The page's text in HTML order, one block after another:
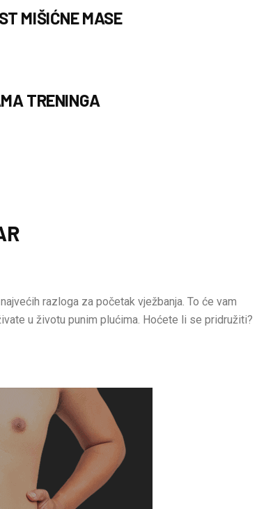
MIŠIĆNE MASE
TRENINGA
razloga za početak vježbanja. To će vam
u životu punim plućima. Hoćete li se pridružiti?